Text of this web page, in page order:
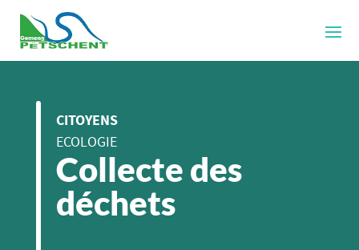
CITOYENS
ECOLOGIE
Collecte des
déchets